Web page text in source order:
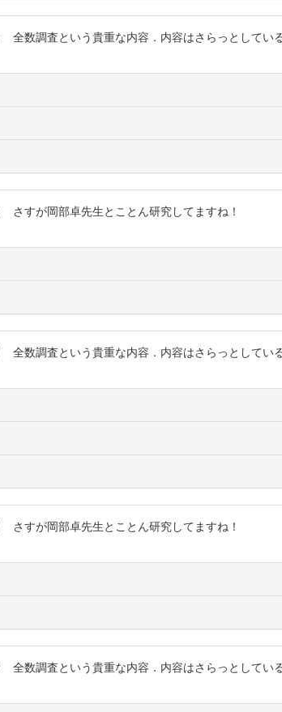
数調査という貴重な内容．内容はさらっとしてい
すが岡部卓先生とことん研究してますね！
数調査という貴重な内容．内容はさらっとしてい
すが岡部卓先生とことん研究してますね！
数調査という貴重な内容．内容はさらっとしてい